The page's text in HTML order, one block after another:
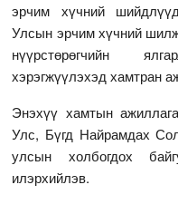
эрчим хүчний
Улсын эрчим хүчний
нүүрстөрөгчийн
хэрэгжүүлэхэд хамтран
Энэхүү хамтын
Улс, Бүгд Найрамдах
улсын холбогдох
илэрхийлэв.